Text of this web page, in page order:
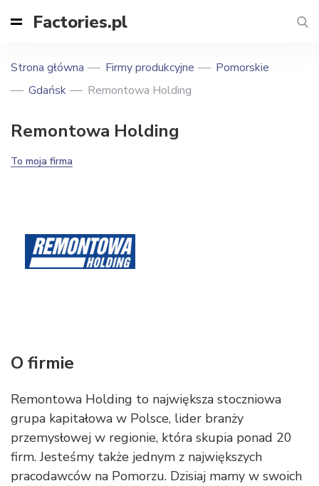
Factories.pl
Strona główna Firmy produkcyjne
Pomorskie
Gdańsk
Remontowa Holding
Remontowa Holding
To moja firma
O firmie
Remontowa Holding to największa stoczniowa
grupa kapitałowa w Polsce, lider branży
przemysłowej w regionie, która skupia ponad 20
firm. Jesteśmy także jednym z największych
pracodawców na Pomorzu. Dzisiaj mamy w swoich